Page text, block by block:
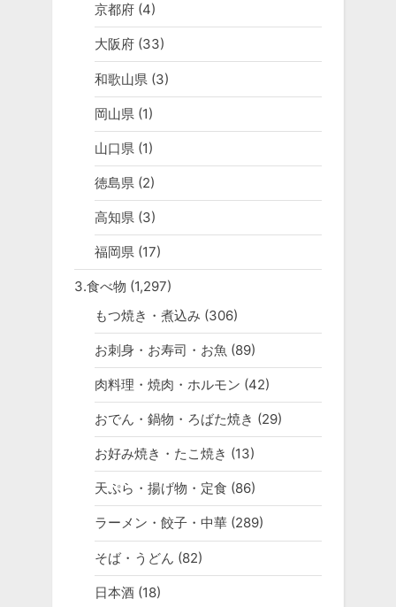
京都府(4)
大阪府(33)
和歌山県 (3)
岡山県 (1)
山口県(1)
徳島県(2)
高知県(3)
福岡県(17)
3.食べ物 (1,297)
もつ焼き・煮込み (306)
お刺身・お寿司・お魚 (89)
肉料理・焼肉・ホルモン (42)
おでん・鍋物・ろばた焼き (29)
お好み焼き・たこ焼き (13)
天ぷら・揚げ物・定食 (86)
ラーメン・餃子・中華(289)
そば・うどん (82)
日本酒(18)